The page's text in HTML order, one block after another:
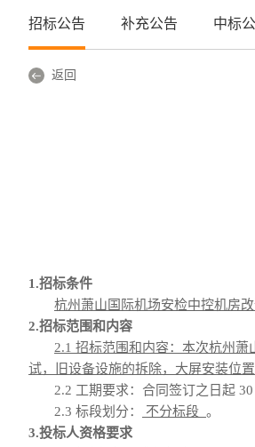
招标公告 补充公告 中标
返回
1.招标条件
杭州萧山国际机场安检中控机房改
2.招标范围和内容
2.1 招标范围和内容： 本次杭州萧
试，旧设备设施的拆除，大屏安装位
2.2 工期要求： 合同签订之日起 30
2.3 标段划分：
不分标段 。
3.投标人资格要求